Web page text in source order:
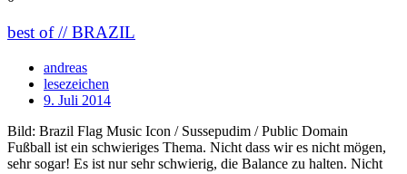
best of // BRAZIL
andreas
lesezeichen
9. Juli 2014
Bild: Brazil Flag Music Icon / Sussepudim / Public Domain
Fußball ist ein schwieriges Thema. Nicht dass wir es nicht mögen,
sehr sogar! Es ist nur sehr schwierig, die Balance zu halten. Nicht